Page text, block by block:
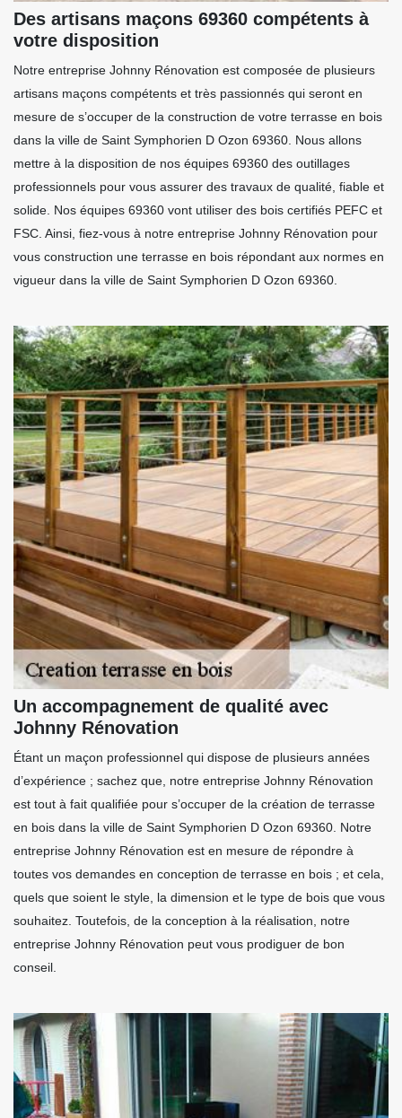
Des artisans maçons 69360 compétents à
votre disposition
Notre entreprise Johnny Rénovation est composée de plusieurs
artisans maçons compétents et très passionnés qui seront en
mesure de s’occuper de la construction de votre terrasse en bois
dans la ville de Saint Symphorien D Ozon 69360. Nous allons
mettre à la disposition de nos équipes 69360 des outillages
professionnels pour vous assurer des travaux de qualité, fiable et
solide. Nos équipes 69360 vont utiliser des bois certifiés PEFC et
FSC. Ainsi, fiez-vous à notre entreprise Johnny Rénovation pour
vous construction une terrasse en bois répondant aux normes en
vigueur dans la ville de Saint Symphorien D Ozon 69360.
Un accompagnement de qualité avec
Johnny Rénovation
Étant un maçon professionnel qui dispose de plusieurs années
d’expérience ; sachez que, notre entreprise Johnny Rénovation
est tout à fait qualifiée pour s’occuper de la création de terrasse
en bois dans la ville de Saint Symphorien D Ozon 69360. Notre
entreprise Johnny Rénovation est en mesure de répondre à
toutes vos demandes en conception de terrasse en bois ; et cela,
quels que soient le style, la dimension et le type de bois que vous
souhaitez. Toutefois, de la conception à la réalisation, notre
entreprise Johnny Rénovation peut vous prodiguer de bon
conseil.